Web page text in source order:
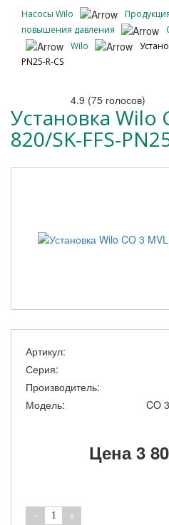
Насосы Wilo
повышения давления
Wilo
PN25-R-CS
4.9 (75 голосов)
Установка Wilo
820/SK-FFS-
Артикул:
Серия:
Производитель:
Модель:
CO
Цена3
- 1 +